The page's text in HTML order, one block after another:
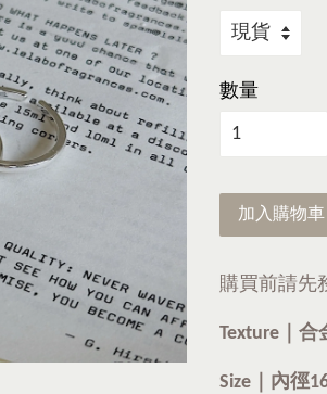
數量
加入購物車
購買前請先
Texture｜合
Size｜內徑